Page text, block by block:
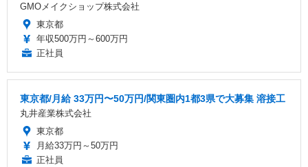
GMOメイクショップ株式会社
東京都
年収500万円～600万円
正社員
東京都/月給 33万円〜50万円/関東圏内1都3県で大募集 溶接工
丸井産業株式会社
東京都
月給33万円～50万円
正社員